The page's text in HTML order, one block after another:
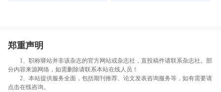
郑重声明
1、职称驿站并非该杂志的官方网站或杂志社，直投稿件请联系杂志社。部
分内容来源网络，如需删除请联系本站在线人员！
2、本站提供服务全面，包括期刊推荐、论文发表咨询服务等，如有需要请
点击在线咨询。